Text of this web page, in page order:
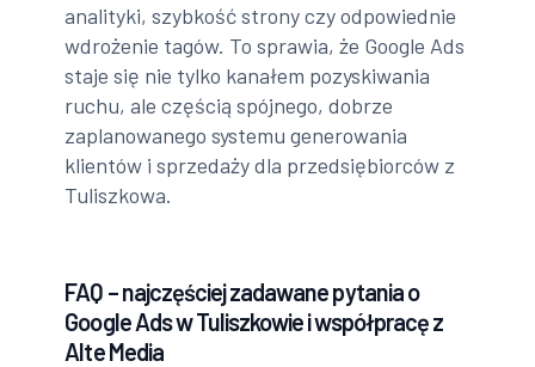
analityki, szybkość strony czy odpowiednie
wdrożenie tagów. To sprawia, że Google Ads
staje się nie tylko kanałem pozyskiwania
ruchu, ale częścią spójnego, dobrze
zaplanowanego systemu generowania
klientów i sprzedaży dla przedsiębiorców z
Tuliszkowa.
FAQ – najczęściej zadawane pytania o
Google Ads w Tuliszkowie i współpracę z
Alte Media